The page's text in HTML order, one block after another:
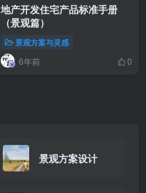
地产开发住宅产品标准手册
（景观篇）
景观方案与灵感
6年前 0
景观方案设计